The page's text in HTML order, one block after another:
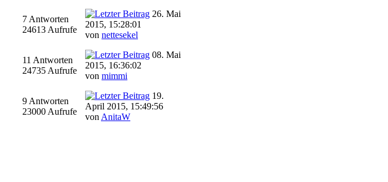
7 Antworten
24613 Aufrufe
26. Mai
2015, 15:28:01
von nettesekel
11 Antworten
24735 Aufrufe
08. Mai
2015, 16:36:02
von mimmi
9 Antworten
23000 Aufrufe
19.
April 2015, 15:49:56
vonAnitaW